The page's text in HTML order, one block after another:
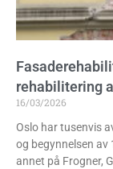
rehabilitering
16/03/2026
Oslo har tusenvis
og begynnelsen av
annet på Frogner,